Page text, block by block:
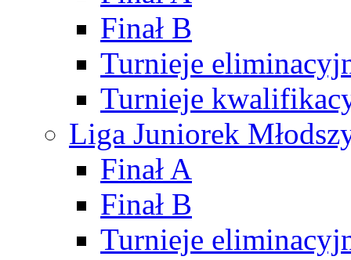
Finał B
Turnieje
Turnieje
Liga Juniorek
Finał A
Finał B
Turnieje